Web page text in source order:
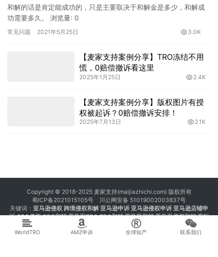
和解的话是肯定能成功的，只是主要取决于和解金是多少，和解成
功需要多久。 浏览量: 0
常见问题 2021年5月25日 3.0K
【麦家支持案例分享】TRO冻结不用
慌，0赔偿撤诉看这里
2025年1月25日 2.4K
【麦家支持案例分享】版权图片有授
权被起诉？0赔偿撤诉安排！
2025年7月13日 2.1K
Copyright © 2018-2025 麦家支持(maijiazhichi.com) 版权所有
蜀ICP备2021015105号
川公网安备 51019002003837号
关键词： 亚马逊侵权 跨境侵权和解 亚马逊申诉 亚马逊侵权申诉 亚马逊店铺申
诉 GBC侵权 GBC和解 亚马逊TRO TRO和解 亚马逊和解 亚马逊侵权和解商标
注册 专利注册 版权注册
WorldTRO AMZ申诉 全球知产 联系我们